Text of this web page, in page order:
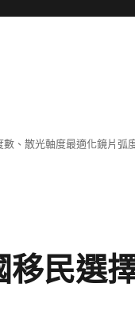
、散光軸度最適化鏡片
民選